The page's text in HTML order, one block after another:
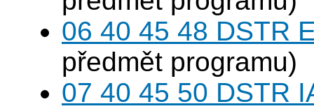
06 40 45 48 DSTR
předmět programu)
07 40 45 50 DSTR